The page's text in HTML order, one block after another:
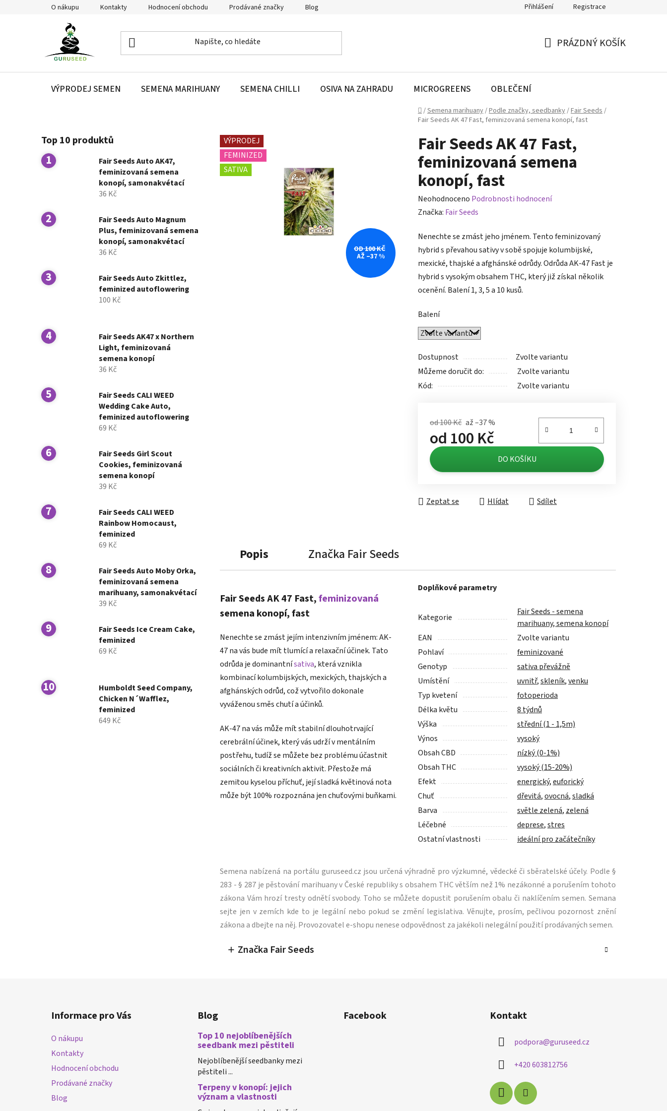
O nákupu Kontakty Hodnocení obchodu Prodávané značky Blog Přihlášení Registrace
PRÁZDNÝ KOŠÍK
VÝPRODEJ SEMEN SEMENA MARIHUANY SEMENA CHILLI OSIVA NA ZAHRADU MICROGREENS OBLEČENÍ
Domů
/Semena marihuany/Podle značky, seedbanky/Fair Seeds/
Fair Seeds AK 47 Fast, feminizovaná semena konopí, fast
o
s
t
n
n
n
e
Top 10 produktů
Fair Seeds Auto AK47,
feminizovaná semena
konopí, samonakvétací
36 Kč
Fair Seeds Auto Magnum
Plus, feminizovaná semena
konopí, samonakvétací
36 Kč
Fair Seeds Auto Zkittlez,
feminized autoflowering
100 Kč
Fair Seeds AK47 x Northern
Light, feminizovaná
semena konopí
36 Kč
Fair Seeds CALI WEED
Wedding Cake Auto,
feminized autoflowering
69 Kč
Fair Seeds Girl Scout
Cookies, feminizovaná
semena konopí
39 Kč
Fair Seeds CALI WEED
Rainbow Homocaust,
feminized
69 Kč
Fair Seeds Auto Moby Orka,
feminizovaná semena
marihuany, samonakvétací
39 Kč
Fair Seeds Ice Cream Cake,
feminized
69 Kč
Humboldt Seed Company,
Chicken N´Wafflez,
feminized
649 Kč
Fair Seeds AK 47 Fast,
feminizovaná semena
konopí, fast
Průměrné
hodnocení
je
0,0
z
5
hvězdiček.
Neohodnoceno Podrobnosti hodnocení
Značka: Fair Seeds
Nenechte se zmást jeho jménem. Tento feminizovaný
hybrid s převahou sativy v sobě spojuje kolumbijské,
mexické, thajské a afghánské odrůdy. Odrůda AK-47 Fast je
hybrid s vysokým obsahem THC, který již získal několik
ocenění. Balení 1, 3, 5 a 10 kusů.
Balení
Dostupnost
Zvolte variantu
Můžeme doručit do:
Zvolte variantu
Kód:
Zvolte variantu
od 100 Kč až –37 %
od 100 Kč
Měrná cena: DO KOŠÍKU
Zeptat se Hlídat Sdílet
VÝPRODEJ
FEMINIZED
SATIVA
OD 100 KČ
AŽ –37 %
Popis Značka Fair Seeds
Fair Seeds AK 47 Fast,feminizovaná
semena konopí, fast
Nenechte se zmást jejím intenzivním jménem: AK-
47 na vás bude mít tlumící a relaxační účinek. Tato
odrůda je dominantnísativa, která vznikla
kombinací kolumbijských, mexických, thajských a
afghánských odrůd, což vytvořilo dokonale
vyváženou směs chutí a účinků.
AK-47 na vás může mít stabilní dlouhotrvající
cerebrální účinek, který vás udrží v mentálním
postřehu, tudíž se můžete bez problému účastnit
sociálních či kreativních aktivit. Přestože má
zemitou kyselou příchuť, její sladká květinová nota
může být 100% rozpoznána jen chuťovými buňkami.
Doplňkové parametry
Kategorie
Fair Seeds - semena
marihuany, semena konopí
EAN
Zvolte variantu
Pohlaví
feminizované
Genotyp
sativa převážně
Umístění
uvnitř,skleník,venku
Typ kvetení
fotoperioda
Délka květu
8 týdnů
Výška
střední (1 - 1,5m)
Výnos
vysoký
Obsah CBD
nízký (0-1%)
Obsah THC
vysoký (15-20%)
Efekt
energický,euforický
Chuť
dřevitá,ovocná,sladká
Barva
světle zelená, zelená
Léčebné
deprese,stres
Ostatní vlastnosti
ideální pro začátečníky
Semena nabízená na portálu guruseed.cz jsou určená výhradně pro výzkumné, vědecké či sběratelské účely. Podle §
283 - § 287 je pěstování marihuany v České republiky s obsahem THC větším než 1% nezákonné a porušením tohoto
zákona Vám hrozí tresty odnětí svobody. Toho se můžete dopustit porušením obalu či naklíčením semen. Semana
sejte jen v zemích kde to je legální nebo pokud se změní legislativa. Věnujte, prosím, pečlivou pozornost znění
zákona a dbejte na něj. Provozovatel e-shopu nenese odpovědnost za jakékoli nelegální použití prodávaných semen.
Značka Fair Seeds
Informace pro Vás
O nákupu
Kontakty
Hodnocení obchodu
Prodávané značky
Blog
Blog
Top 10 nejoblíbenějších
seedbank mezi pěstiteli
Nejoblíbenější seedbanky mezi
pěstiteli ...
Terpeny v konopí: jejich
význam a vlastnosti
Facebook Kontakt
podpora@guruseed.cz
+420 603812756